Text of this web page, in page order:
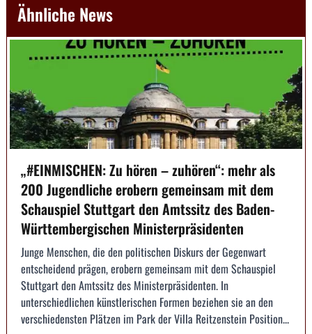
Ähnliche News
„#EINMISCHEN: Zu hören – zuhören“: mehr als
200 Jugendliche erobern gemeinsam mit dem
Schauspiel Stuttgart den Amtssitz des Baden-
Württembergischen Ministerpräsidenten
Junge Menschen, die den politischen Diskurs der Gegenwart
entscheidend prägen, erobern gemeinsam mit dem Schauspiel
Stuttgart den Amtssitz des Ministerpräsidenten. In
unterschiedlichen künstlerischen Formen beziehen sie an den
verschiedensten Plätzen im Park der Villa Reitzenstein Position...